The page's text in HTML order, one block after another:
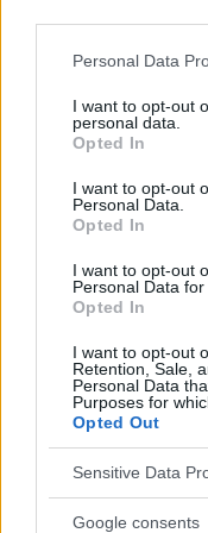
Please note that this
not limited to your
grant or deny
use your data for
consent section.
Personal Data
I want to opt-out
personal data.
Opted In
I want to opt-out
Personal Data.
Opted In
I want to opt-out
Personal Data for
Opted In
I want to opt-out
Retention, Sale,
Personal Data
Purposes for
Opted Out
Sensitive Data
Google consents
EN RAPPORT
Sujets Avantages
Désintoxication
Effets secondaires
Jus de citron
Santé-dentaire
Valeurs nutritionnelles
Le contenu et les
informatifs. L'éditeur
responsables des
conseils et astuces
absolument consulter